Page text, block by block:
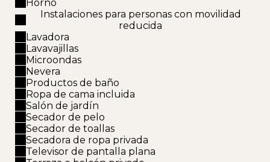
Horno
Instalaciones para personas con movilidad
reducida
Lavadora
Lavavajillas
Microondas
Nevera
Productos de baño
Ropa de cama incluida
Salón de jardín
Secador de pelo
Secador de toallas
Secadora de ropa privada
Televisor de pantalla plana